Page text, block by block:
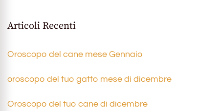
Articoli Recenti
Oroscopo del cane mese Gennaio
oroscopo del tuo gatto mese di dicembre
Oroscopo del tuo cane di dicembre